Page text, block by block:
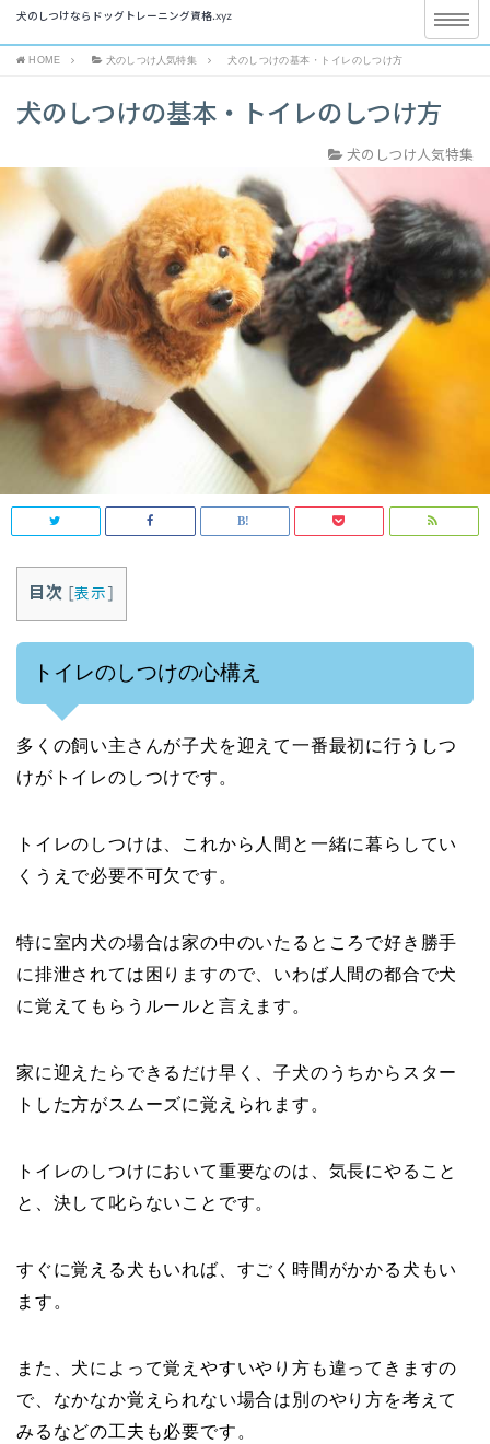
犬のしつけならドッグトレーニング資格.xyz
HOME 犬のしつけ人気特集 犬のしつけの基本・トイレのしつけ方
犬のしつけの基本・トイレのしつけ方
犬のしつけ人気特集
目次 [表示]
トイレのしつけの心構え
多くの飼い主さんが子犬を迎えて一番最初に行うしつ
けがトイレのしつけです。
トイレのしつけは、これから人間と一緒に暮らしてい
くうえで必要不可欠です。
特に室内犬の場合は家の中のいたるところで好き勝手
に排泄されては困りますので、いわば人間の都合で犬
に覚えてもらうルールと言えます。
家に迎えたらできるだけ早く、子犬のうちからスター
トした方がスムーズに覚えられます。
トイレのしつけにおいて重要なのは、気長にやること
と、決して叱らないことです。
すぐに覚える犬もいれば、すごく時間がかかる犬もい
ます。
また、犬によって覚えやすいやり方も違ってきますの
で、なかなか覚えられない場合は別のやり方を考えて
みるなどの工夫も必要です。